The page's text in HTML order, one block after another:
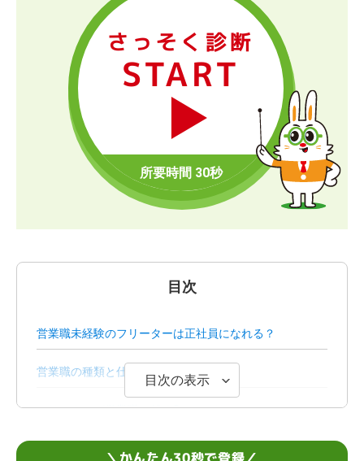
さっそく診断
START
目次
営業職未経験のフリーターは正社員になれる？
営業職の種類と仕事内容
フリーターが営業職に就く3つのメリット
目次の表示